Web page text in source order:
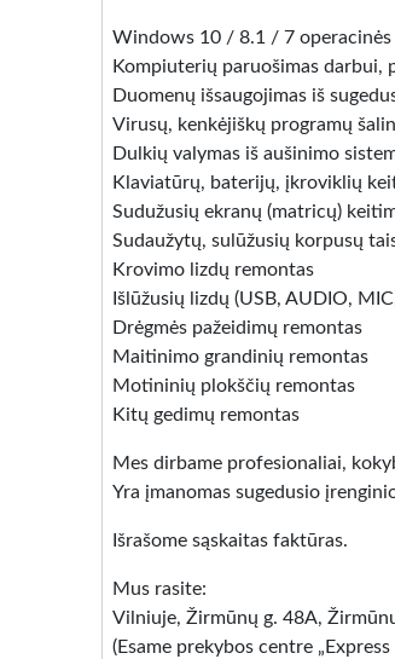
Windows 10 / 8.1 / 7 operacinės
Kompiuterių paruošimas darbui,
Duomenų išsaugojimas iš
Virusų, kenkėjiškų programų
Dulkių valymas iš aušinimo
Klaviatūrų, baterijų, įkroviklių
Sudužusių ekranų (matricų)
Sudaužytų, sulūžusių korpusų
Krovimo lizdų remontas
Išlūžusių lizdų (USB, AUDIO,
Drėgmės pažeidimų remontas
Maitinimo grandinių remontas
Motininių plokščių remontas
Kitų gedimų remontas
Mes dirbame profesionaliai,
Yra įmanomas sugedusio
Išrašome sąskaitas faktūras.
Mus rasite:
Vilniuje, Žirmūnų g. 48A,
(Esame prekybos centre